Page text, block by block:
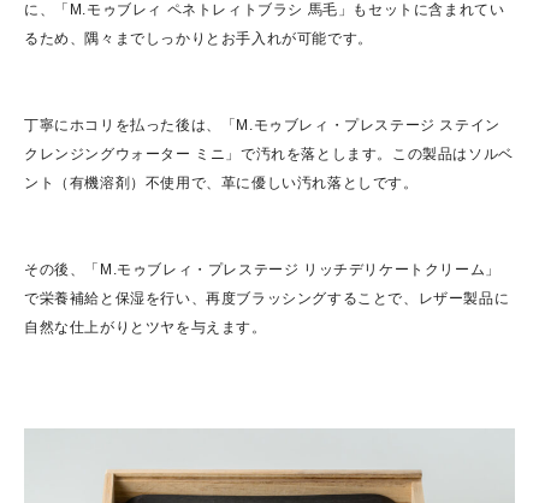
に、「M.モゥブレィ ペネトレィトブラシ 馬毛」もセットに含まれてい
るため、隅々までしっかりとお手入れが可能です。
丁寧にホコリを払った後は、「M.モゥブレィ・プレステージ ステイン
クレンジングウォーター ミニ」で汚れを落とします。この製品はソルベ
ント（有機溶剤）不使用で、革に優しい汚れ落としです。
その後、「M.モゥブレィ・プレステージ リッチデリケートクリーム」
で栄養補給と保湿を行い、再度ブラッシングすることで、レザー製品に
自然な仕上がりとツヤを与えます。